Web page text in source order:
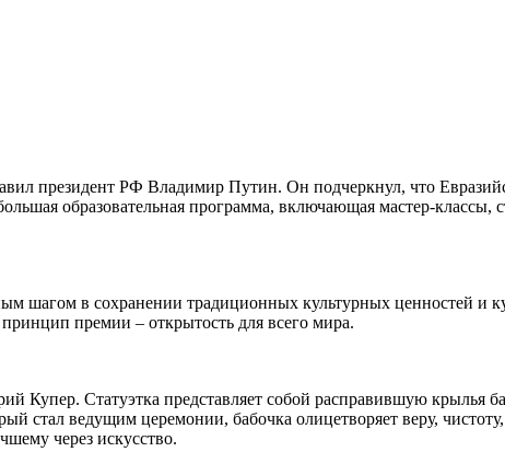
президент РФ Владимир Путин. Он подчеркнул, что
образовательная программа, включающая мастер-классы,
шагом в сохранении традиционных культурных ценностей и
премии – открытость для всего мира.
Купер. Статуэтка представляет собой расправившую крылья
стал ведущим церемонии, бабочка олицетворяет веру,
через искусство.